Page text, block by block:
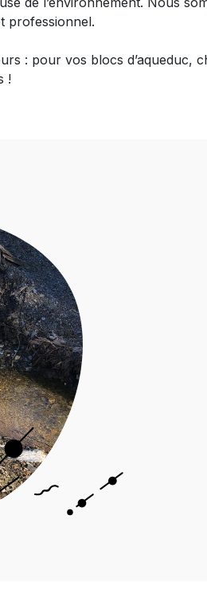
professionnel.
: pour vos blocs d’aqueduc,
!